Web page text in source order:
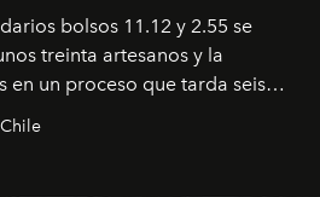
bolsos 11.12 y 2.55 se
treinta artesanos y la
en un proceso que tarda seis
ponen en práctica una técnica
en la escuela de formación de